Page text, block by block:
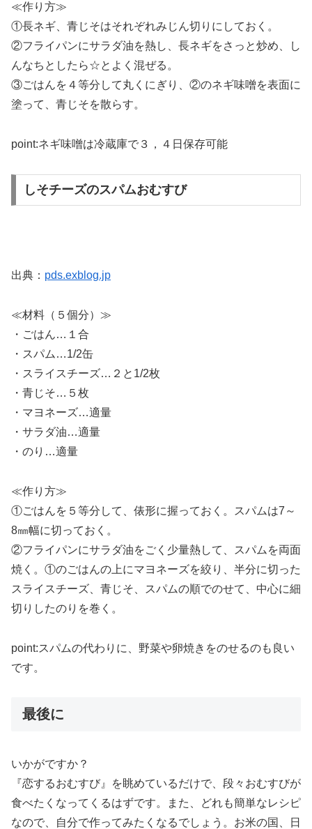
≪作り方≫
①長ネギ、青じそはそれぞれみじん切りにしておく。
②フライパンにサラダ油を熱し、長ネギをさっと炒め、し
んなちとしたら☆とよく混ぜる。
③ごはんを４等分して丸くにぎり、②のネギ味噌を表面に
塗って、青じそを散らす。
point:ネギ味噌は冷蔵庫で３，４日保存可能
しそチーズのスパムおむすび
出典： pds.exblog.jp
≪材料（５個分）≫
・ごはん…１合
・スパム…1/2缶
・スライスチーズ…２と1/2枚
・青じそ…５枚
・マヨネーズ…適量
・サラダ油…適量
・のり…適量
≪作り方≫
①ごはんを５等分して、俵形に握っておく。スパムは7～
8㎜幅に切っておく。
②フライパンにサラダ油をごく少量熱して、スパムを両面
焼く。①のごはんの上にマヨネーズを絞り、半分に切った
スライスチーズ、青じそ、スパムの順でのせて、中心に細
切りしたのりを巻く。
point:スパムの代わりに、野菜や卵焼きをのせるのも良い
です。
最後に
いかがですか？
『恋するおむすび』を眺めているだけで、段々おむすびが
食べたくなってくるはずです。また、どれも簡単なレシピ
なので、自分で作ってみたくなるでしょう。お米の国、日